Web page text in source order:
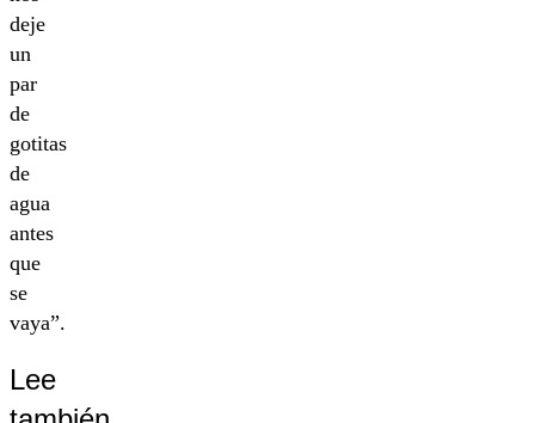
deje
un
par
de
gotitas
de
agua
antes
que
se
vaya”.
Lee